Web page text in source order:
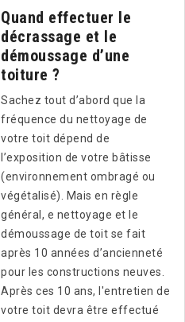
Quand effectuer le
décrassage et le
démoussage d’une
toiture ?
Sachez tout d’abord que la
fréquence du nettoyage de
votre toit dépend de
l’exposition de votre bâtisse
(environnement ombragé ou
végétalisé). Mais en règle
général, e nettoyage et le
démoussage de toit se fait
après 10 années d’ancienneté
pour les constructions neuves.
Après ces 10 ans, l'entretien de
votre toit devra être effectué